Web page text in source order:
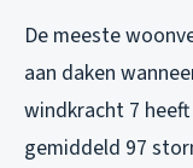
De meeste
aan daken
windkracht 7
gemiddeld 97